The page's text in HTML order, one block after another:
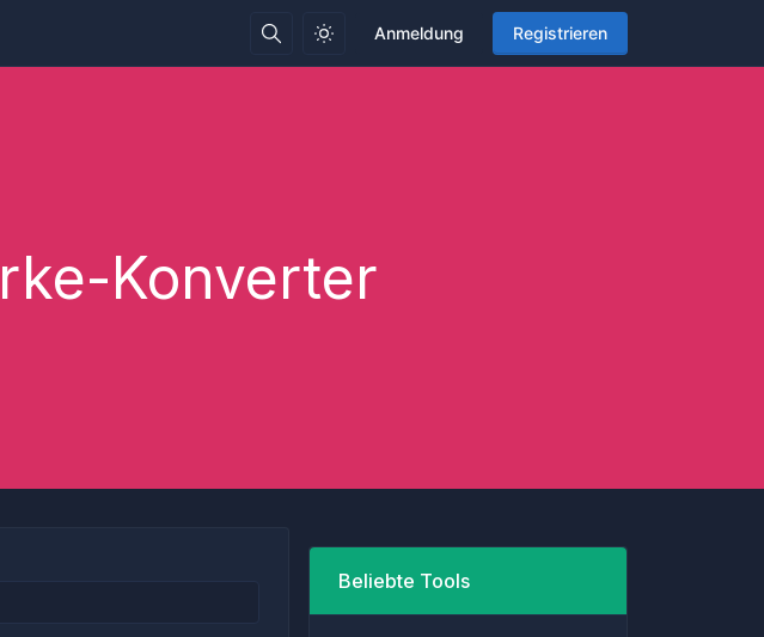
Anmeldung Registrieren
Konverter
Beliebte Tools